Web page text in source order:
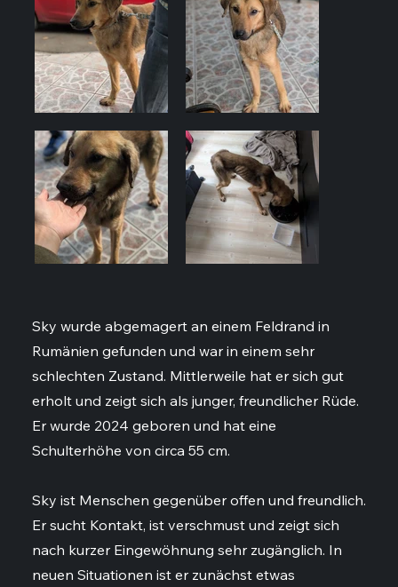
Sky wurde abgemagert an einem Feldrand in
Rumänien gefunden und war in einem sehr
schlechten Zustand. Mittlerweile hat er sich gut
erholt und zeigt sich als junger, freundlicher Rüde.
Er wurde 2024 geboren und hat eine
Schulterhöhe von circa 55 cm.
Sky ist Menschen gegenüber offen und freundlich.
Er sucht Kontakt, ist verschmust und zeigt sich
nach kurzer Eingewöhnung sehr zugänglich. In
neuen Situationen ist er zunächst etwas